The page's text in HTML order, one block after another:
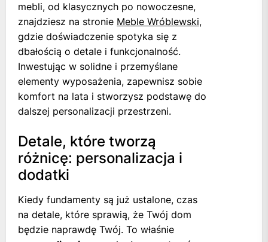
mebli, od klasycznych po nowoczesne,
znajdziesz na stronie Meble Wróblewski,
gdzie doświadczenie spotyka się z
dbałością o detale i funkcjonalność.
Inwestując w solidne i przemyślane
elementy wyposażenia, zapewnisz sobie
komfort na lata i stworzysz podstawę do
dalszej personalizacji przestrzeni.
Detale, które tworzą
różnicę: personalizacja i
dodatki
Kiedy fundamenty są już ustalone, czas
na detale, które sprawią, że Twój dom
będzie naprawdę Twój. To właśnie